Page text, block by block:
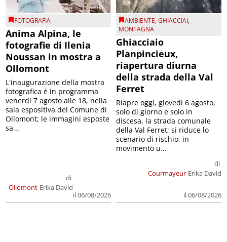
FOTOGRAFIA
Anima Alpina, le
fotografie di Ilenia
Noussan in mostra a
Ollomont
Ollomont
di
Erika David
il 06/08/2026
L'inaugurazione della mostra
fotografica è in programma
venerdì 7 agosto alle 18, nella
sala espositiva del Comune di
Ollomont; le immagini esposte
sa...
AMBIENTE,GHIACCIAI,
MONTAGNA
Ghiacciaio
Planpincieux,
riapertura diurna
della strada della Val
Ferret
Courmayeur
di
Erika David
il 06/08/2026
Riapre oggi, giovedì 6 agosto,
solo di giorno e solo in
discesa, la strada comunale
della Val Ferret; si riduce lo
scenario di rischio, in
movimento u...